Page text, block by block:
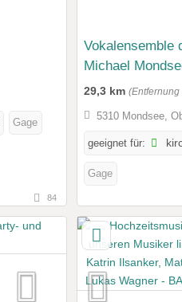
Gage
84
Vokalensemble
Michael
29,3 km (Entfernung
5310 Mondsee,
geeignet für:
Gage